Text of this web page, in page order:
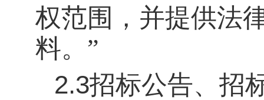
权范围，并提供法
料。”
2.3招标公告、招